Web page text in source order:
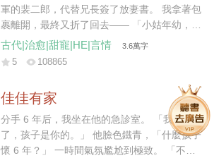
軍的裴二郎，代替兄長簽了放妻書。 我拿著包
裹離開，最終又折了回去—— 「小姑年幼，太
母也需人照顧，放妻書我先收著，二叔且放心
去軍營，待日后咱們都安頓下了，我再離開不
二郎成了將軍，我在縣城賣豆花。 街上有個姓
陳的秀才待我甚好，我便跟回家省親的二郎商
議，想要嫁給秀才。 「二叔放心，秀才說了，
成了親咱們還是一家人，我可以繼續做營生，
古代|治愈|甜寵|HE|言情 3.6萬字
5 108865
佳佳有家
分手 6 年后，我坐在他的急診室。 「我懷孕
了，孩子是你的。」 他臉色鐵青，「什麼孩子
懷 6 年？」 一時間氣氛尷尬到極致。 「不